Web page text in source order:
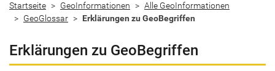
Startseite GeoInformationen
Alle GeoInformationen
GeoGlossar
Erklärungen zu GeoBegriffen
Erklärungen zu GeoBegriffen